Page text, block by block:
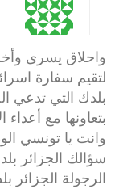
واحلاق يسرى
لتقيم سفارة
بلدك التي تدعي
بتعاونها مع أعداء
وانت يا تونسي
سؤالك الجزائر
الرجولة الجزائر